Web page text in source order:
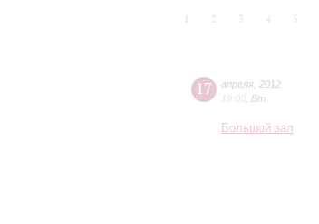
1 2 3 4 5
17 апреля 2012
19:00 Вт
Большой зал